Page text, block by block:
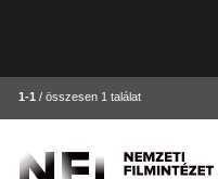
1-1 / összesen 1 találat